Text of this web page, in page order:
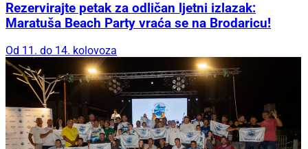
Rezervirajte petak za odličan ljetni izlazak:
Maratuša Beach Party vraća se na Brodaricu!
Od 11. do 14. kolovoza